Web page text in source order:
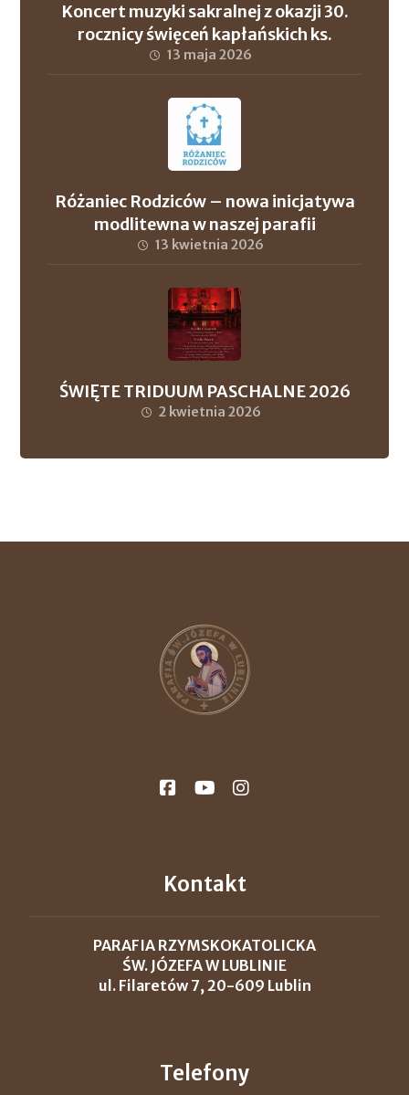
Koncert muzyki sakralnej z okazji 30.
rocznicy święceń kapłańskich ks.
proboszcza Andrzeja Szuleja oraz ks. dr.
13 maja 2026
Różaniec Rodziców – nowa inicjatywa
modlitewna w naszej parafii
13 kwietnia 2026
ŚWIĘTE TRIDUUM PASCHALNE 2026
2 kwietnia 2026
Kontakt
PARAFIA RZYMSKOKATOLICKA
ŚW. JÓZEFA W LUBLINIE
ul. Filaretów 7, 20-609 Lublin
Telefony